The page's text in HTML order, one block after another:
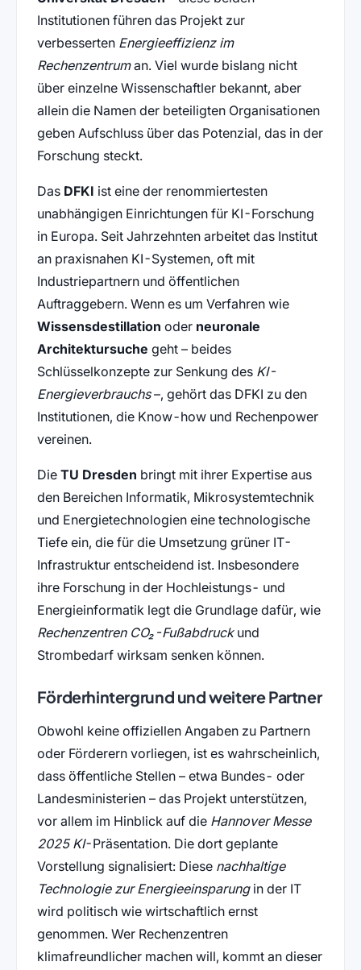
Institutionen führen das Projekt zur
verbesserten Energieeffizienz im
Rechenzentruman. Viel wurde bislang nicht
über einzelne Wissenschaftler bekannt, aber
allein die Namen der beteiligten Organisationen
geben Aufschluss über das Potenzial, das in der
Forschung steckt.
Das DFKI ist eine der renommiertesten
unabhängigen Einrichtungen für KI-Forschung
in Europa. Seit Jahrzehnten arbeitet das Institut
an praxisnahen KI-Systemen, oft mit
Industriepartnern und öffentlichen
Auftraggebern. Wenn es um Verfahren wie
Wissensdestillation oder neuronale
Architektursuche geht – beides
Schlüsselkonzepte zur Senkung des KI-
Energieverbrauchs–, gehört das DFKI zu den
Institutionen, die Know-how und Rechenpower
vereinen.
Die TU Dresden bringt mit ihrer Expertise aus
den Bereichen Informatik, Mikrosystemtechnik
und Energietechnologien eine technologische
Tiefe ein, die für die Umsetzung grüner IT-
Infrastruktur entscheidend ist. Insbesondere
ihre Forschung in der Hochleistungs- und
Energieinformatik legt die Grundlage dafür, wie
Rechenzentren CO₂-Fußabdruckund
Strombedarf wirksam senken können.
Förderhintergrund und weitere Partner
Obwohl keine offiziellen Angaben zu Partnern
oder Förderern vorliegen, ist es wahrscheinlich,
dass öffentliche Stellen – etwa Bundes- oder
Landesministerien – das Projekt unterstützen,
vor allem im Hinblick auf die Hannover Messe
2025 KI-Präsentation. Die dort geplante
Vorstellung signalisiert: Diese nachhaltige
Technologie zur Energieeinsparungin der IT
wird politisch wie wirtschaftlich ernst
genommen. Wer Rechenzentren
klimafreundlicher machen will, kommt an dieser